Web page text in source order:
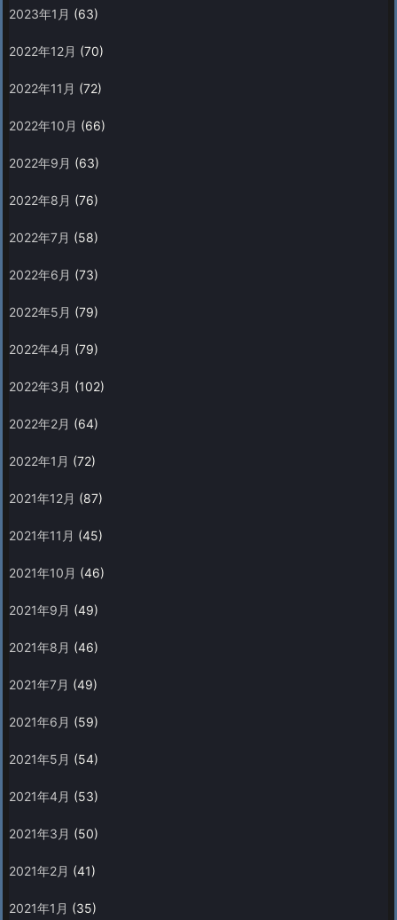
2023年1月 (63)
2022年12月 (70)
2022年11月 (72)
2022年10月 (66)
2022年9月 (63)
2022年8月 (76)
2022年7月 (58)
2022年6月 (73)
2022年5月 (79)
2022年4月 (79)
2022年3月 (102)
2022年2月 (64)
2022年1月 (72)
2021年12月 (87)
2021年11月 (45)
2021年10月 (46)
2021年9月 (49)
2021年8月 (46)
2021年7月 (49)
2021年6月 (59)
2021年5月 (54)
2021年4月 (53)
2021年3月 (50)
2021年2月 (41)
2021年1月 (35)